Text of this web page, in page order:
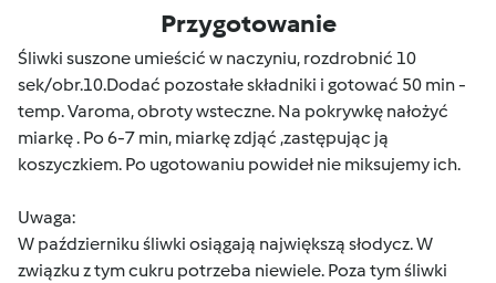
Przygotowanie
Śliwki suszone umieścić w naczyniu, rozdrobnić 10
sek/obr.10.Dodać pozostałe składniki i gotować 50 min -
temp. Varoma, obroty wsteczne. Na pokrywkę nałożyć
miarkę . Po 6-7 min, miarkę zdjąć ,zastępując ją
koszyczkiem. Po ugotowaniu powideł nie miksujemy ich.
Uwaga:
W październiku śliwki osiągają największą słodycz. W
związku z tym cukru potrzeba niewiele. Poza tym śliwki